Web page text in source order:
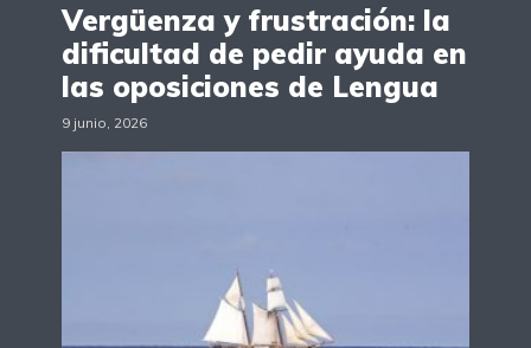
Vergüenza y frustración: la
dificultad de pedir ayuda en
las oposiciones de Lengua
9 junio, 2026